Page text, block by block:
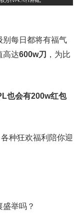
别每日都将有福气
高达600w刀 ，为比
也会有200w红包
各种狂欢福利陪你迎
举吗？